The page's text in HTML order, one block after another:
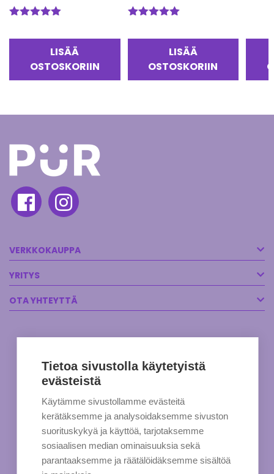
LISÄÄ
OSTOSKORIIN
LISÄÄ
OSTOSKORIIN
VERKKOKAUPPA
YRITYS
OTA YHTEYTTÄ
Tietoa sivustolla käytetyistä
evästeistä
Käytämme sivustollamme evästeitä
kerätäksemme ja analysoidaksemme sivuston
suorituskykyä ja käyttöä, tarjotaksemme
sosiaalisen median ominaisuuksia sekä
parantaaksemme ja räätälöidäksemme sisältöä